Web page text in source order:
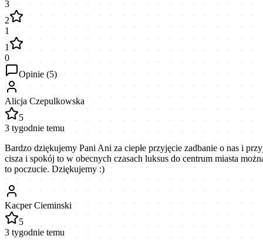
3
2
1
1
0
Opinie (5)
Alicja Czepulkowska
5
3 tygodnie temu
Bardzo dziękujemy Pani Ani za ciepłe przyjęcie zadbanie o nas i
cisza i spokój to w obecnych czasach luksus do centrum miasta
to poczucie. Dziękujemy :)
Kacper Cieminski
5
3 tygodnie temu